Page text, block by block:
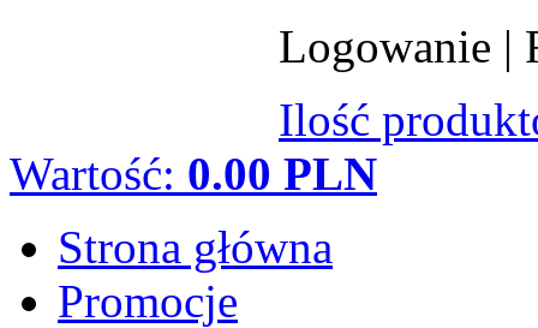
Logowanie |
Ilość
Wartość: 0.00 PLN
Strona główna
Promocje